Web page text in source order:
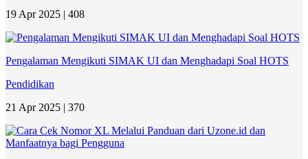
19 Apr 2025 | 408
Pengalaman Mengikuti SIMAK UI dan Menghadapi Soal HOTS
Pendidikan
21 Apr 2025 | 370